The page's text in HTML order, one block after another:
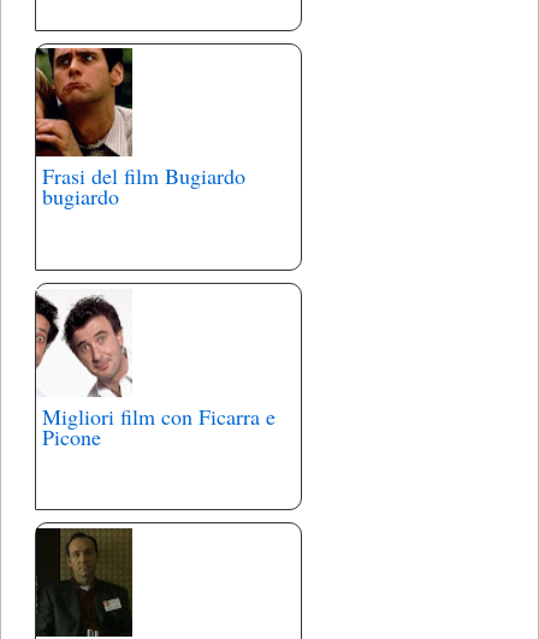
Frasi del film Bugiardo
bugiardo
Migliori film con Ficarra e
Picone